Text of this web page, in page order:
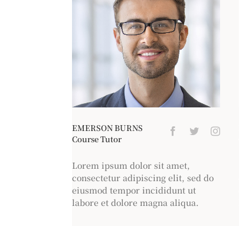
EMERSON BURNS
Course Tutor
Lorem ipsum dolor sit amet,
consectetur adipiscing elit, sed do
eiusmod tempor incididunt ut
labore et dolore magna aliqua.